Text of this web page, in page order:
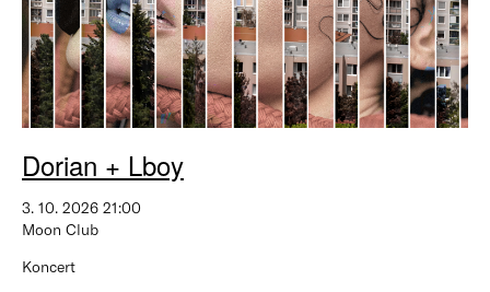
Dorian + Lboy
3. 10. 2026 21:00
Moon Club
Koncert